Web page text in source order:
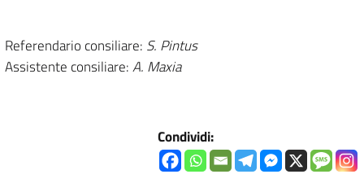
Referendario consiliare: S. Pintus
Assistente consiliare:A. Maxia
Condividi: